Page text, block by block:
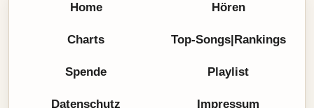
Home Hören
Charts Top-Songs|Rankings
Spende Playlist
Datenschutz Impressum